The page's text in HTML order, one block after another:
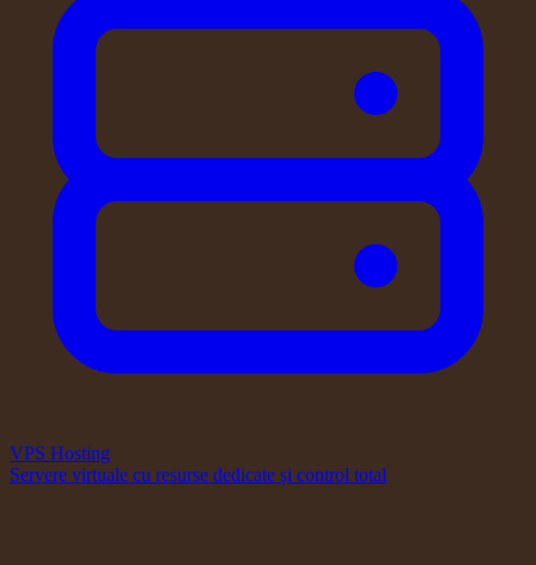
VPS Hosting
Servere virtuale cu resurse dedicate și control total